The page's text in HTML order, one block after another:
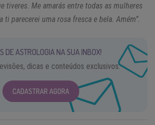
tiveres. Me amarás entre todas as mulheres
ti parecerei uma rosa fresca e bela. Amém”.
DE ASTROLOGIA NA SUA INBOX!
dicas e conteúdos exclusivos.
CADASTRAR AGORA